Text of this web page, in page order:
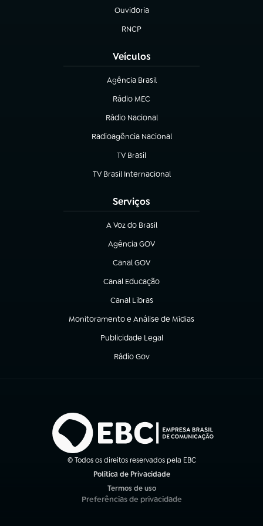
Ouvidoria
(abre em nova aba)
RNCP
(abre em nova aba)
Veículos
Agência Brasil
(abre em nova aba)
Rádio MEC
(abre em nova aba)
Rádio Nacional
Radioagência Nacional
(abre em nova aba)
TV Brasil
(abre em nova aba)
TV Brasil Internacional
(abre em nova aba)
Serviços
A Voz do Brasil
(abre em nova aba)
Agência GOV
(abre em nova aba)
Canal GOV
(abre em nova aba)
Canal Educação
(abre em nova aba)
Canal Libras
(abre em nova aba)
Monitoramento e Análise de Mídias
(abre em nova aba)
Publicidade Legal
(abre em nova aba)
Rádio Gov
(abre em nova aba)
© Todos os direitos reservados pela EBC
Política de Privacidade
Termos de uso
(abre em nova aba)
Preferências de privacidade